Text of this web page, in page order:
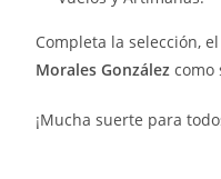
Completa la selección,
Morales González como
¡Mucha suerte para